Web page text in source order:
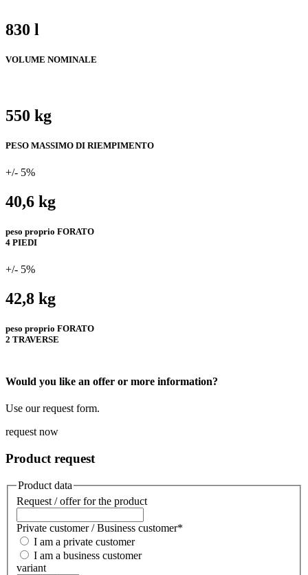
830 l
VOLUME NOMINALE
550 kg
PESO MASSIMO DI RIEMPIMENTO
+/- 5%
40,6 kg
peso proprio FORATO
4 PIEDI
+/- 5%
42,8 kg
peso proprio FORATO
2 TRAVERSE
Would you like an offer or more information?
Use our request form.
request now
Product request
Product data
Request / offer for the product
Private customer / Business customer*
I am a private customer
I am a business customer
variant